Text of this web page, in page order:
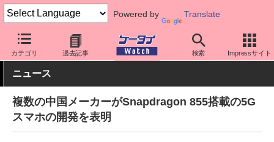
Powered by Translate
カテゴリ 過去記事 検索 Impressサイト
ケータイ Watch 最新技術/その他 チップセット
ニュース
複数の中国メーカーがSnapdragon 855搭載の5G
スマホの開発を表明